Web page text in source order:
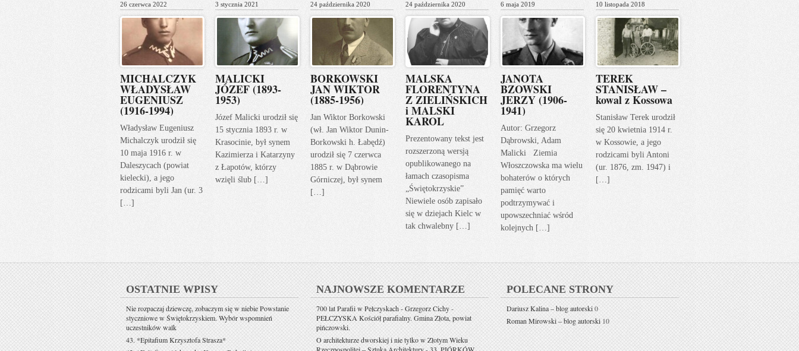
26 czerwca 2022
MICHALCZYK
WŁADYSŁAW
EUGENIUSZ
(1916-1994)
Władysław Eugeniusz
Michalczyk urodził się
10 maja 1916 r. w
Daleszycach (powiat
kielecki), a jego
rodzicami byli Jan (ur. 3
[…]
3 stycznia 2021
MALICKI
JÓZEF (1893-
1953)
Józef Malicki urodził się
15 stycznia 1893 r. w
Krasocinie, był synem
Kazimierza i Katarzyny
z Łapotów, którzy
wzięli ślub […]
24 października 2020
BORKOWSKI
JAN WIKTOR
(1885-1956)
Jan Wiktor Borkowski
(wł. Jan Wiktor Dunin-
Borkowski h. Łabędź)
urodził się 7 czerwca
1885 r. w Dąbrowie
Górniczej, był synem
[…]
24 października 2020
MALSKA
FLORENTYNA
Z ZIELIŃSKICH
i MALSKI
KAROL
Prezentowany tekst jest
rozszerzoną wersją
opublikowanego na
łamach czasopisma
„Świętokrzyskie”
Niewiele osób zapisało
się w dziejach Kielc w
tak chwalebny […]
6 maja 2019
JANOTA
BZOWSKI
JERZY (1906-
1941)
Autor: Grzegorz
Dąbrowski, Adam
Malicki Ziemia
Włoszczowska ma wielu
bohaterów o których
pamięć warto
podtrzymywać i
upowszechniać wśród
kolejnych […]
10 listopada 2018
TEREK
STANISŁAW –
kowal z Kossowa
Stanisław Terek urodził
się 20 kwietnia 1914 r.
w Kossowie, a jego
rodzicami byli Antoni
(ur. 1876, zm. 1947) i
[…]
OSTATNIE WPISY
Nie rozpaczaj dziewczę, zobaczym się w niebie Powstanie
styczniowe w Świętokrzyskiem. Wybór wspomnień
uczestników walk
43. *Epitafium Krzysztofa Strasza*
NAJNOWSZE KOMENTARZE
700 lat Parafii w Pełczyskach - Grzegorz Cichy-
PEŁCZYSKA Kościół parafialny. Gmina Złota, powiat
pińczowski.
O architekturze dworskiej i nie tylko w Złotym Wieku
Rzeczpospolitej – Sztuka Architektury-33. PIÓRKÓW.
POLECANE STRONY
Dariusz Kalina – blog autorski0
Roman Mirowski – blog autorski 10